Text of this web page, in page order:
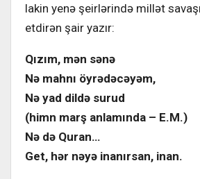
lakin yenə şeirlərində millət
etdirən şair yazır:
Qızım, mən sənə
Nə mahnı öyrədəcəyəm,
Nə yad dildə surud
(himn marş anlamında – E.M.)
Nə də Quran…
Get, hər nəyə inanırsan, inan.